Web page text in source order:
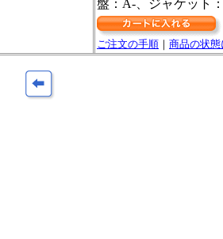
盤：A-、ジャケット
ご注文の手順 ｜ 商品の状態